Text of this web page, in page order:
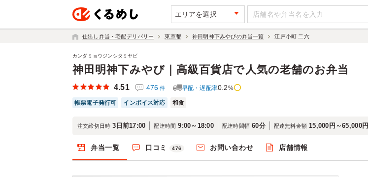
エリアを選択
仕出し弁当・宅配デリバリー 東京都 神田明神下みやびの弁当一覧 江戸小町 二六
神田明神下みやび｜高級百貨店で人気の老舗のお弁当
カンダミョウジンシタミヤビ
4.51 476 件 早配・遅配率0.2%
帳票電子発行可 インボイス対応 和食
注文締切日時 3日前17:00 配達時間 9:00～18:00 配達時間幅 60分 配達無料金額 15,000円～65,000円
弁当一覧 口コミ 476 お問い合わせ 店舗情報